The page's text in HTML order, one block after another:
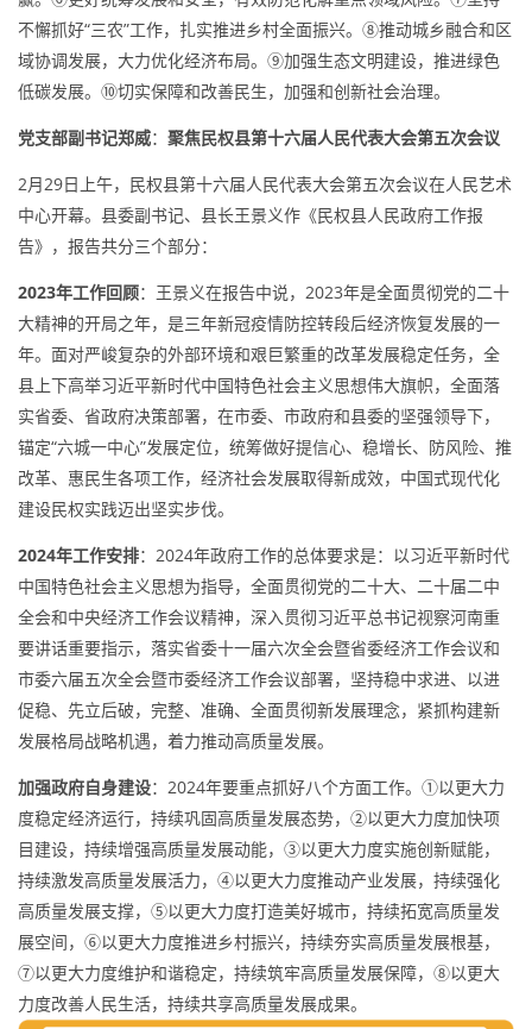
不懈抓好“三农”工作，扎实推进乡村全面振兴。⑧推动城乡融合和区
域协调发展，大力优化经济布局。⑨加强生态文明建设，推进绿色
低碳发展。⑩切实保障和改善民生，加强和创新社会治理。
党支部副书记郑威： 聚焦民权县第十六届人民代表大会第五次会议
2月29日上午，民权县第十六届人民代表大会第五次会议在人民艺术
中心开幕。县委副书记、县长王景义作《民权县人民政府工作报
告》，报告共分三个部分：
2023年工作回顾：王景义在报告中说，2023年是全面贯彻党的二十
大精神的开局之年，是三年新冠疫情防控转段后经济恢复发展的一
年。面对严峻复杂的外部环境和艰巨繁重的改革发展稳定任务，全
县上下高举习近平新时代中国特色社会主义思想伟大旗帜，全面落
实省委、省政府决策部署，在市委、市政府和县委的坚强领导下，
锚定“六城一中心”发展定位，统筹做好提信心、稳增长、防风险、推
改革、惠民生各项工作，经济社会发展取得新成效，中国式现代化
建设民权实践迈出坚实步伐。
2024年工作安排：2024年政府工作的总体要求是：以习近平新时代
中国特色社会主义思想为指导，全面贯彻党的二十大、二十届二中
全会和中央经济工作会议精神，深入贯彻习近平总书记视察河南重
要讲话重要指示，落实省委十一届六次全会暨省委经济工作会议和
市委六届五次全会暨市委经济工作会议部署，坚持稳中求进、以进
促稳、先立后破，完整、准确、全面贯彻新发展理念，紧抓构建新
发展格局战略机遇，着力推动高质量发展。
加强政府自身建设：2024年要重点抓好八个方面工作。①以更大力
度稳定经济运行，持续巩固高质量发展态势，②以更大力度加快项
目建设，持续增强高质量发展动能，③以更大力度实施创新赋能，
持续激发高质量发展活力，④以更大力度推动产业发展，持续强化
高质量发展支撑，⑤以更大力度打造美好城市，持续拓宽高质量发
展空间，⑥以更大力度推进乡村振兴，持续夯实高质量发展根基，
⑦以更大力度维护和谐稳定，持续筑牢高质量发展保障，⑧以更大
力度改善人民生活，持续共享高质量发展成果。